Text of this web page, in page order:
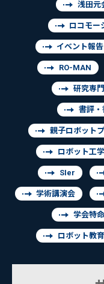
浅田元
ロコモー
イベント報告
RO-MAN
研究専
書評・
親子ロボット
ロボット工
SIer
学術講演会
学会特
ロボット教